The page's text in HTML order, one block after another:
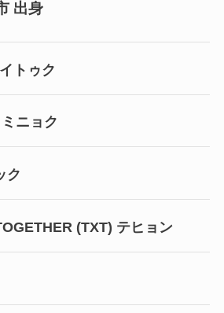
出身
トゥク
ニョク
ク
(TXT) テヒョン